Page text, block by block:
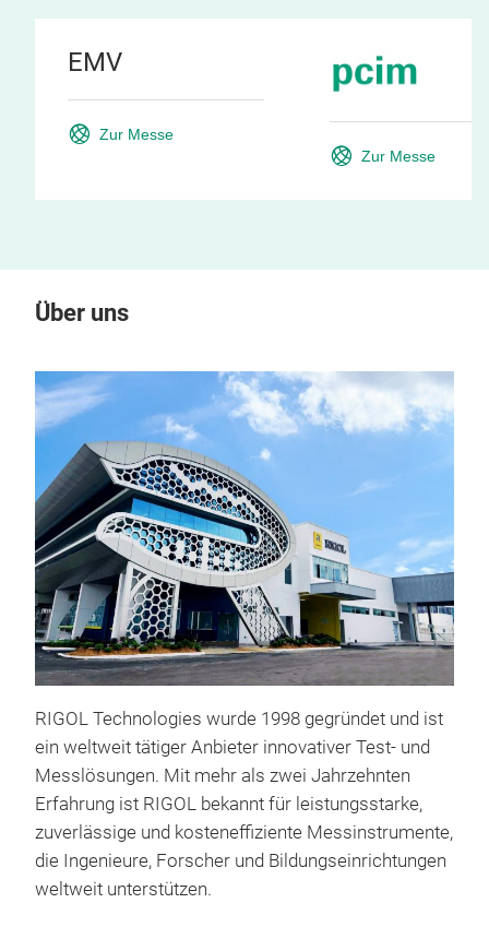
EMV
Zur Messe
Zur Messe
Über uns
RIGOL Technologies wurde 1998 gegründet und ist
ein weltweit tätiger Anbieter innovativer Test- und
Messl ösungen. Mit mehr als zwei Jahrzehnten
Erfahrung ist RIGOL bekannt für leistungsstarke,
zuverl ässige und kosteneffiziente Messinstrumente,
die Ingenieure, Forscher und Bildungseinrichtungen
weltweit unterstützen.